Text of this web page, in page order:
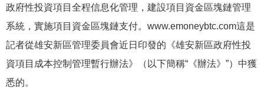
政府性投資項目全程信息化管理，建設項目資金區塊鏈管理
系統，實施項目資金區塊鏈支付。www.emoneybtc.com這是
記者從雄安新區管理委員會近日印發的《雄安新區政府性投
資項目成本控制管理暫行辦法》（以下簡稱“《辦法》”）中獲
悉的。